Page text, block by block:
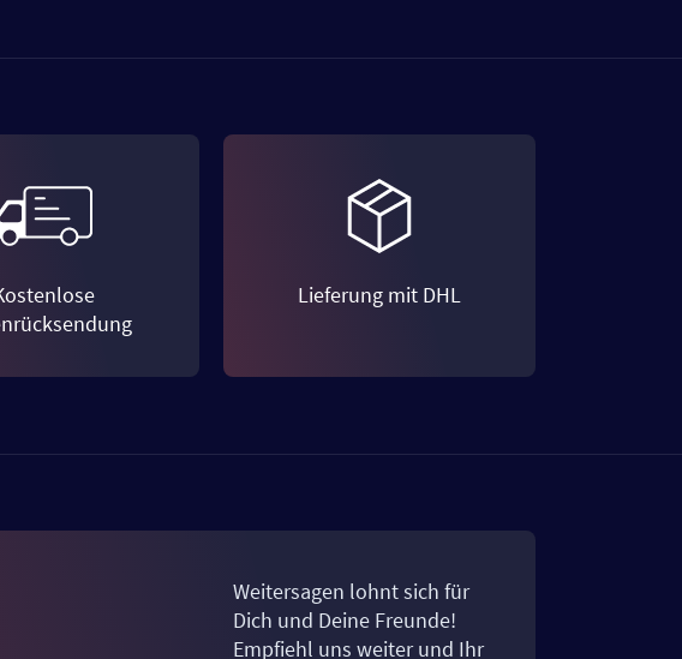
Lieferung mit DHL
Weitersagen lohnt sich für
Dich und Deine Freunde!
Empfiehl uns weiter und Ihr